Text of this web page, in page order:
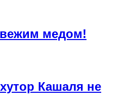
медом!
Кашаля не